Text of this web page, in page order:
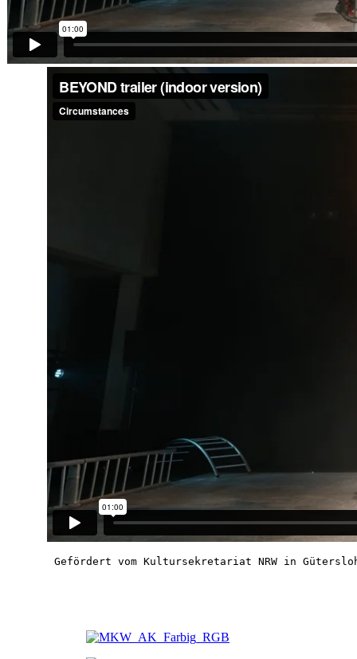
Gefördert vom Kultursekretariat NRW in